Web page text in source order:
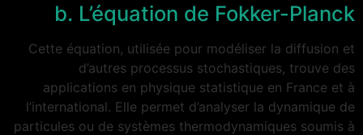
b. L’équation de Fokker-Planck
Cette équation, utilisée pour modéliser la diffusion et
d’autres processus stochastiques, trouve des
applications en physique statistique en France et à
l’international. Elle permet d’analyser la dynamique de
particules ou de systèmes thermodynamiques soumis à